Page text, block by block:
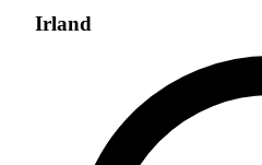
Irland